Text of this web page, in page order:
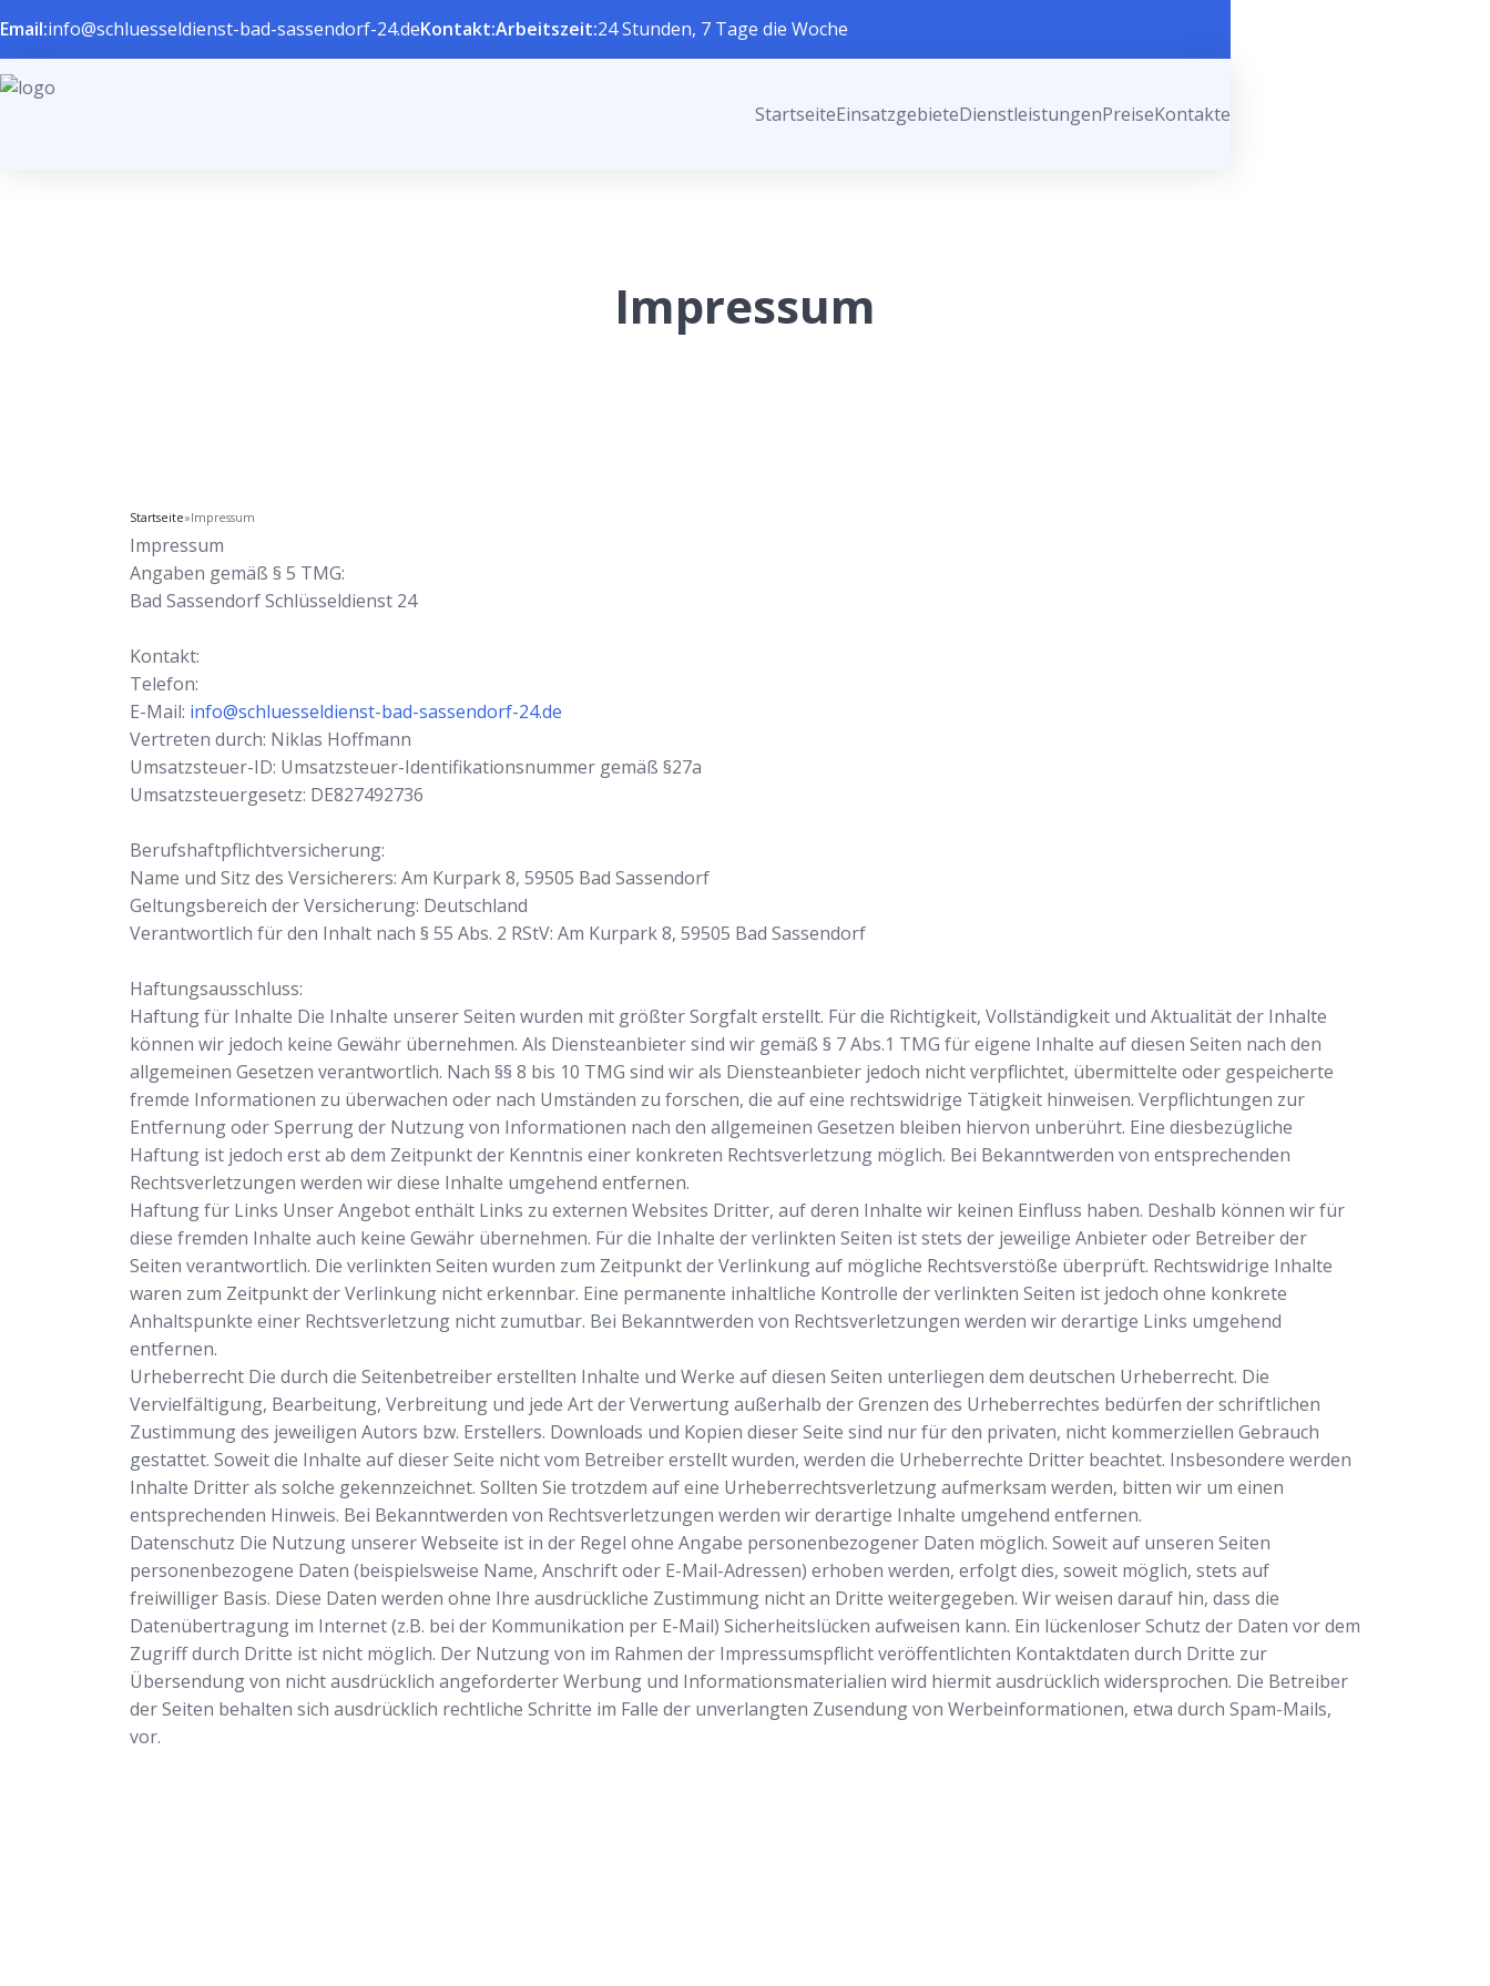
Email:info@schluesseldienst-bad-sassendorf-24.deKontakt:Arbeitszeit:24 Stunden, 7 Tage die Woche
StartseiteEinsatzgebieteDienstleistungenPreiseKontakte
Impressum
Startseite»Impressum
Impressum
Angaben gemäß § 5 TMG:
Bad Sassendorf Schlüsseldienst 24
Kontakt:
Telefon:
E-Mail: info@schluesseldienst-bad-sassendorf-24.de
Vertreten durch: Niklas Hoffmann
Umsatzsteuer-ID: Umsatzsteuer-Identifikationsnummer gemäß §27a
Umsatzsteuergesetz: DE827492736
Berufshaftpflichtversicherung:
Name und Sitz des Versicherers: Am Kurpark 8, 59505 Bad Sassendorf
Geltungsbereich der Versicherung: Deutschland
Verantwortlich für den Inhalt nach § 55 Abs. 2 RStV: Am Kurpark 8, 59505 Bad Sassendorf
Haftungsausschluss:
Haftung für Inhalte Die Inhalte unserer Seiten wurden mit größter Sorgfalt erstellt. Für die Richtigkeit, Vollständigkeit und Aktualität der Inhalte
können wir jedoch keine Gewähr übernehmen. Als Diensteanbieter sind wir gemäß § 7 Abs.1 TMG für eigene Inhalte auf diesen Seiten nach den
allgemeinen Gesetzen verantwortlich. Nach §§ 8 bis 10 TMG sind wir als Diensteanbieter jedoch nicht verpflichtet, übermittelte oder gespeicherte
fremde Informationen zu überwachen oder nach Umständen zu forschen, die auf eine rechtswidrige Tätigkeit hinweisen. Verpflichtungen zur
Entfernung oder Sperrung der Nutzung von Informationen nach den allgemeinen Gesetzen bleiben hiervon unberührt. Eine diesbezügliche
Haftung ist jedoch erst ab dem Zeitpunkt der Kenntnis einer konkreten Rechtsverletzung möglich. Bei Bekanntwerden von entsprechenden
Rechtsverletzungen werden wir diese Inhalte umgehend entfernen.
Haftung für Links Unser Angebot enthält Links zu externen Websites Dritter, auf deren Inhalte wir keinen Einfluss haben. Deshalb können wir für
diese fremden Inhalte auch keine Gewähr übernehmen. Für die Inhalte der verlinkten Seiten ist stets der jeweilige Anbieter oder Betreiber der
Seiten verantwortlich. Die verlinkten Seiten wurden zum Zeitpunkt der Verlinkung auf mögliche Rechtsverstöße überprüft. Rechtswidrige Inhalte
waren zum Zeitpunkt der Verlinkung nicht erkennbar. Eine permanente inhaltliche Kontrolle der verlinkten Seiten ist jedoch ohne konkrete
Anhaltspunkte einer Rechtsverletzung nicht zumutbar. Bei Bekanntwerden von Rechtsverletzungen werden wir derartige Links umgehend
entfernen.
Urheberrecht Die durch die Seitenbetreiber erstellten Inhalte und Werke auf diesen Seiten unterliegen dem deutschen Urheberrecht. Die
Vervielfältigung, Bearbeitung, Verbreitung und jede Art der Verwertung außerhalb der Grenzen des Urheberrechtes bedürfen der schriftlichen
Zustimmung des jeweiligen Autors bzw. Erstellers. Downloads und Kopien dieser Seite sind nur für den privaten, nicht kommerziellen Gebrauch
gestattet. Soweit die Inhalte auf dieser Seite nicht vom Betreiber erstellt wurden, werden die Urheberrechte Dritter beachtet. Insbesondere werden
Inhalte Dritter als solche gekennzeichnet. Sollten Sie trotzdem auf eine Urheberrechtsverletzung aufmerksam werden, bitten wir um einen
entsprechenden Hinweis. Bei Bekanntwerden von Rechtsverletzungen werden wir derartige Inhalte umgehend entfernen.
Datenschutz Die Nutzung unserer Webseite ist in der Regel ohne Angabe personenbezogener Daten möglich. Soweit auf unseren Seiten
personenbezogene Daten (beispielsweise Name, Anschrift oder E-Mail-Adressen) erhoben werden, erfolgt dies, soweit möglich, stets auf
freiwilliger Basis. Diese Daten werden ohne Ihre ausdrückliche Zustimmung nicht an Dritte weitergegeben. Wir weisen darauf hin, dass die
Datenübertragung im Internet (z.B. bei der Kommunikation per E-Mail) Sicherheitslücken aufweisen kann. Ein lückenloser Schutz der Daten vor dem
Zugriff durch Dritte ist nicht möglich. Der Nutzung von im Rahmen der Impressumspflicht veröffentlichten Kontaktdaten durch Dritte zur
Übersendung von nicht ausdrücklich angeforderter Werbung und Informationsmaterialien wird hiermit ausdrücklich widersprochen. Die Betreiber
der Seiten behalten sich ausdrücklich rechtliche Schritte im Falle der unverlangten Zusendung von Werbeinformationen, etwa durch Spam-Mails,
vor.